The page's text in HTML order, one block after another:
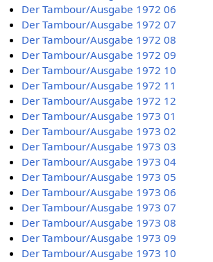
Der Tambour/Ausgabe 1972 06
Der Tambour/Ausgabe 1972 07
Der Tambour/Ausgabe 1972 08
Der Tambour/Ausgabe 1972 09
Der Tambour/Ausgabe 1972 10
Der Tambour/Ausgabe 1972 11
Der Tambour/Ausgabe 1972 12
Der Tambour/Ausgabe 1973 01
Der Tambour/Ausgabe 1973 02
Der Tambour/Ausgabe 1973 03
Der Tambour/Ausgabe 1973 04
Der Tambour/Ausgabe 1973 05
Der Tambour/Ausgabe 1973 06
Der Tambour/Ausgabe 1973 07
Der Tambour/Ausgabe 1973 08
Der Tambour/Ausgabe 1973 09
Der Tambour/Ausgabe 1973 10